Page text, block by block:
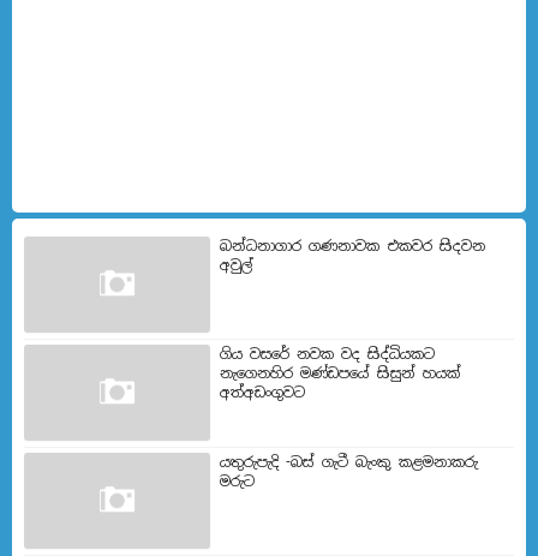
බන්ධනාගාර ගණනාවක එකවර සිදවන
අවුල්
ගිය වසරේ නවක වද සිද්ධියකට
නැගෙනහිර මණ්ඩපයේ සිසුන් හයක්
අත්අඩංගුවට
යතුරුපැදි -බස් ගැටී බැංකු කළමනාකරු
මරුට